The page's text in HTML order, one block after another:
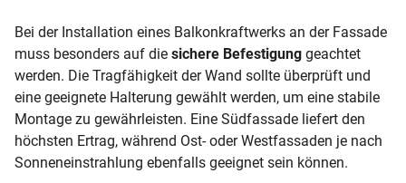
Bei der Installation eines Balkonkraftwerks an der Fassade
muss besonders auf die sichere Befestigung geachtet
werden. Die Tragfähigkeit der Wand sollte überprüft und
eine geeignete Halterung gewählt werden, um eine stabile
Montage zu gewährleisten. Eine Südfassade liefert den
höchsten Ertrag, während Ost- oder Westfassaden je nach
Sonneneinstrahlung ebenfalls geeignet sein können.